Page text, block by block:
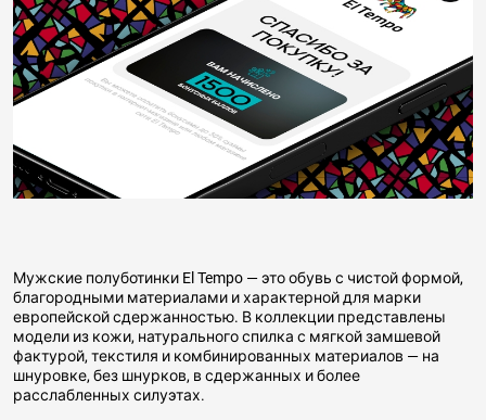
Мужские полуботинки El Tempo — это обувь с чистой формой,
благородными материалами и характерной для марки
европейской сдержанностью. В коллекции представлены
модели из кожи, натурального спилка с мягкой замшевой
фактурой, текстиля и комбинированных материалов — на
шнуровке, без шнурков, в сдержанных и более
расслабленных силуэтах.